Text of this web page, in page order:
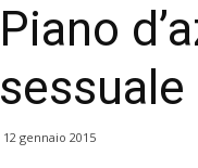
Piano
12 gennaio 2015